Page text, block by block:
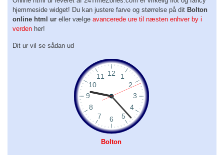
hjemmeside widget! Du kan justere farve og størrelse på dit Bolton
online html ur eller vælge avancerede ure til næsten enhver by i
verden her!
Dit ur vil se sådan ud
Bolton